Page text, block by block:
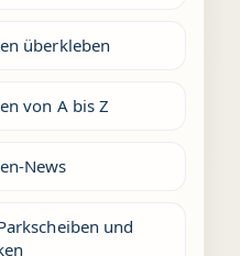
überkleben
von A bis Z
News
und